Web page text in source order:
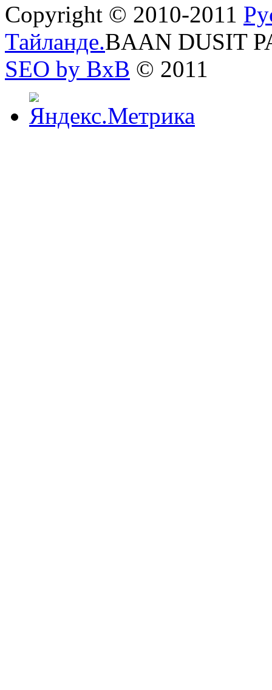
Copyright © 2010-2011
Тайланде.BAAN DUSIT
SEO by BxB © 2011